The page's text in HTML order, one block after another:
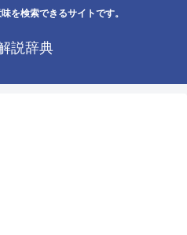
を検索できるサイトです。
説辞典